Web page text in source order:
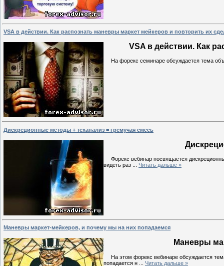
VSA в действии. Как распознать маневры маркет мейкеров и повторить их
VSA в действии. Как
На форекс семинаре обсуждается тема
Дискреционные методы + теханализ = гремучая смесь
Форекс вебинар посвящается
видеть раз
Читать дальше »
Маневры маркет-мейкеров, и почему мы на них попадаемся
Маневры
На этом форекс вебинаре обсуждается
попадается н
Читать дальше »